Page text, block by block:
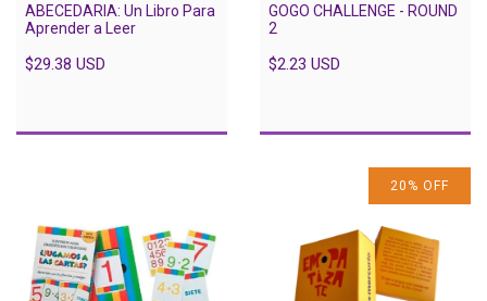
ABECEDARIA: Un Libro Para
Aprender a Leer
$29.38 USD
GOGO CHALLENGE - ROUND
2
$2.23 USD
20 % OFF